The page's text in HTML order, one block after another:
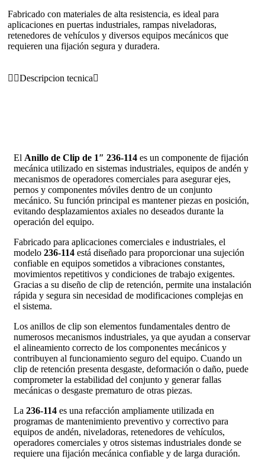
Fabricado con materiales de alta resistencia, es ideal para
aplicaciones en puertas industriales, rampas niveladoras,
retenedores de vehículos y diversos equipos mecánicos que
requieren una fijación segura y duradera.
Descripcion tecnica
El Anillo de Clip de 1″ 236-114 es un componente de fijación
mecánica utilizado en sistemas industriales, equipos de andén y
mecanismos de operadores comerciales para asegurar ejes,
pernos y componentes móviles dentro de un conjunto
mecánico. Su función principal es mantener piezas en posición,
evitando desplazamientos axiales no deseados durante la
operación del equipo.
Fabricado para aplicaciones comerciales e industriales, el
modelo 236-114 está diseñado para proporcionar una sujeción
confiable en equipos sometidos a vibraciones constantes,
movimientos repetitivos y condiciones de trabajo exigentes.
Gracias a su diseño de clip de retención, permite una instalación
rápida y segura sin necesidad de modificaciones complejas en
el sistema.
Los anillos de clip son elementos fundamentales dentro de
numerosos mecanismos industriales, ya que ayudan a conservar
el alineamiento correcto de los componentes mecánicos y
contribuyen al funcionamiento seguro del equipo. Cuando un
clip de retención presenta desgaste, deformación o daño, puede
comprometer la estabilidad del conjunto y generar fallas
mecánicas o desgaste prematuro de otras piezas.
La 236-114 es una refacción ampliamente utilizada en
programas de mantenimiento preventivo y correctivo para
equipos de andén, niveladoras, retenedores de vehículos,
operadores comerciales y otros sistemas industriales donde se
requiere una fijación mecánica confiable y de larga duración.